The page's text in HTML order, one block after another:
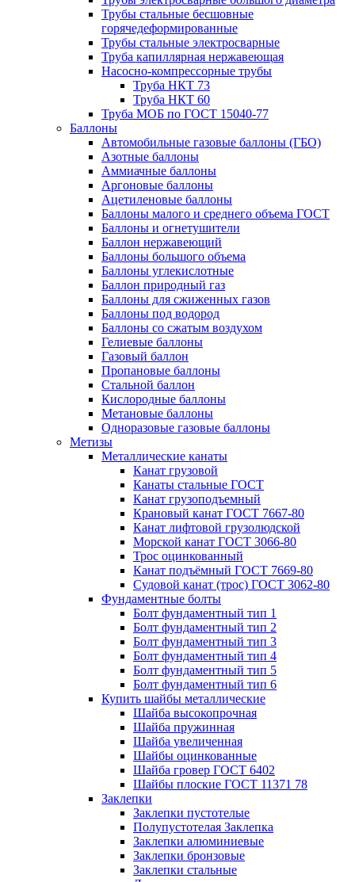
Трубы стальные бесшовные
горячедеформированные
Трубы стальные электросварные
Труба капиллярная нержавеющая
Насосно-компрессорные трубы
Труба НКТ 73
Труба НКТ 60
Труба МОБ по ГОСТ 15040-77
Баллоны
Автомобильные газовые баллоны (ГБО)
Азотные баллоны
Аммиачные баллоны
Аргоновые баллоны
Ацетиленовые баллоны
Баллоны малого и среднего объема ГОСТ
Баллоны и огнетушители
Баллон нержавеющий
Баллоны большого объема
Баллоны углекислотные
Баллон природный газ
Баллоны для сжиженных газов
Баллоны под водород
Баллоны со сжатым воздухом
Гелиевые баллоны
Газовый баллон
Пропановые баллоны
Стальной баллон
Кислородные баллоны
Метановые баллоны
Одноразовые газовые баллоны
Метизы
Металлические канаты
Канат грузовой
Канаты стальные ГОСТ
Канат грузоподъемный
Крановый канат ГОСТ 7667-80
Канат лифтовой грузолюдской
Морской канат ГОСТ 3066-80
Трос оцинкованный
Канат подъёмный ГОСТ 7669-80
Судовой канат (трос) ГОСТ 3062-80
Фундаментные болты
Болт фундаментный тип 1
Болт фундаментный тип 2
Болт фундаментный тип 3
Болт фундаментный тип 4
Болт фундаментный тип 5
Болт фундаментный тип 6
Купить шайбы металлические
Шайба высокопрочная
Шайба пружинная
Шайба увеличенная
Шайбы оцинкованные
Шайба гровер ГОСТ 6402
Шайбы плоские ГОСТ 11371 78
Заклепки
Заклепки пустотелые
Полупустотелая Заклепка
Заклепки алюминиевые
Заклепки бронзовые
Заклепки стальные